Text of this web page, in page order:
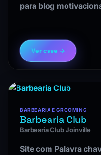
para blog
Ver case →
BARBEARIA E GROOMING
Barbearia Club
Barbearia Club Joinville
Site com Palavra